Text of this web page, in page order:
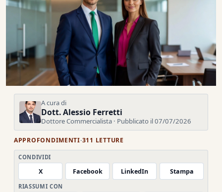
A cura di
Dott. Alessio Ferretti
Dottore Commercialista · Pubblicato il 07/07/2026
APPROFONDIMENTI·311 LETTURE
CONDIVIDI
X Facebook LinkedIn Stampa
RIASSUMI CON